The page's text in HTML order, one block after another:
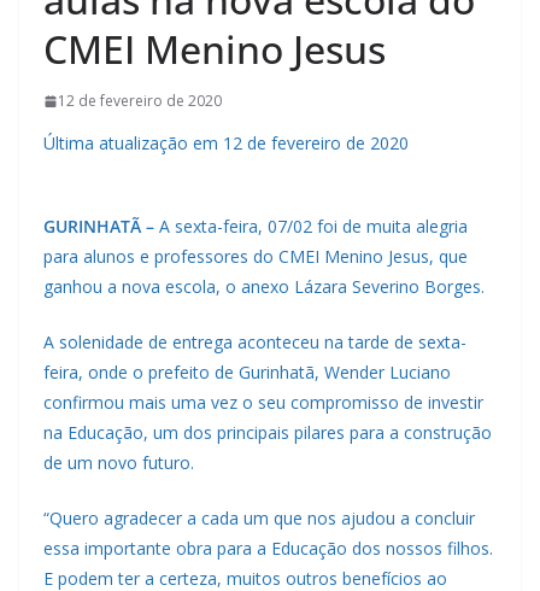
CMEI Menino Jesus
12 de fevereiro de 2020
Última atualização em 12 de fevereiro de 2020
GURINHATÃ – A sexta-feira, 07/02 foi de muita alegria
para alunos e professores do CMEI Menino Jesus, que
ganhou a nova escola, o anexo Lázara Severino Borges.
A solenidade de entrega aconteceu na tarde de sexta-
feira, onde o prefeito de Gurinhatã, Wender Luciano
confirmou mais uma vez o seu compromisso de investir
na Educação, um dos principais pilares para a construção
de um novo futuro.
“Quero agradecer a cada um que nos ajudou a concluir
essa importante obra para a Educação dos nossos filhos.
E podem ter a certeza, muitos outros benefícios ao